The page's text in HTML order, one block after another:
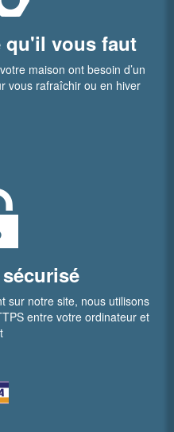
qu'il vous faut
maison ont besoin d’un
vous rafraîchir ou en hiver
sur notre site, nous utilisons
entre votre ordinateur et